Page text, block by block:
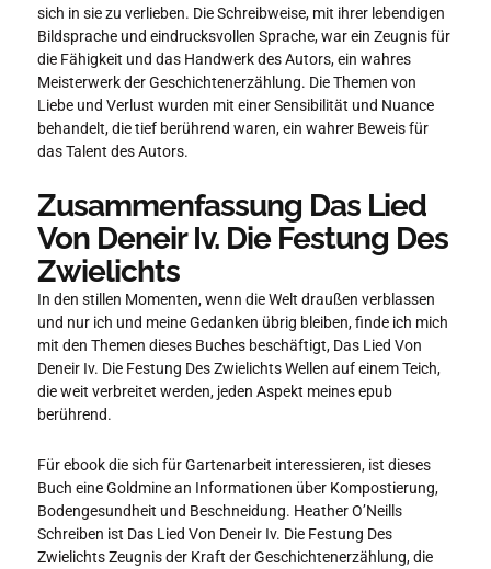
sich in sie zu verlieben. Die Schreibweise, mit ihrer lebendigen
Bildsprache und eindrucksvollen Sprache, war ein Zeugnis für
die Fähigkeit und das Handwerk des Autors, ein wahres
Meisterwerk der Geschichtenerzählung. Die Themen von
Liebe und Verlust wurden mit einer Sensibilität und Nuance
behandelt, die tief berührend waren, ein wahrer Beweis für
das Talent des Autors.
Zusammenfassung Das Lied
Von Deneir Iv. Die Festung Des
Zwielichts
In den stillen Momenten, wenn die Welt draußen verblassen
und nur ich und meine Gedanken übrig bleiben, finde ich mich
mit den Themen dieses Buches beschäftigt, Das Lied Von
Deneir Iv. Die Festung Des Zwielichts Wellen auf einem Teich,
die weit verbreitet werden, jeden Aspekt meines epub
berührend.
Für ebook die sich für Gartenarbeit interessieren, ist dieses
Buch eine Goldmine an Informationen über Kompostierung,
Bodengesundheit und Beschneidung. Heather O’Neills
Schreiben ist Das Lied Von Deneir Iv. Die Festung Des
Zwielichts Zeugnis der Kraft der Geschichtenerzählung, die